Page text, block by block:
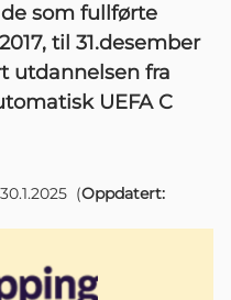
som fullførte
til 31.desember
utdannelsen fra
UEFA C
30.1.2025 (Oppdatert: